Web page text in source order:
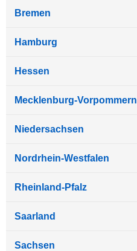
Bremen
Hamburg
Hessen
Mecklenburg-Vorpommern
Niedersachsen
Nordrhein-Westfalen
Rheinland-Pfalz
Saarland
Sachsen